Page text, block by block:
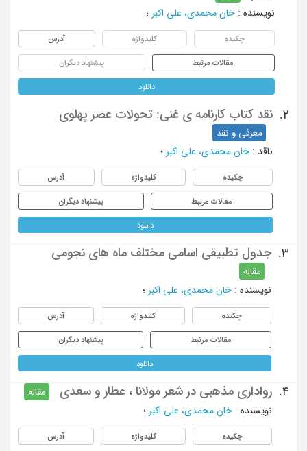
نویسنده : خان محمدی، علی اکبر ؛
چکیده کلیدواژه آدرس
مقالات مرتبط پیشنهاد دیگران
دانلود
2. نقد کتاب کارنامه ی غنی: تحولات عصر پهلوی
معرفی و نقد
ناقد : خان محمدی، علی اکبر ؛
چکیده کلیدواژه آدرس
مقالات مرتبط پیشنهاد دیگران
دانلود
3. جدول تطبیقی اسامی مختلف ماه های نجومی
مقاله
نویسنده : خان محمدی، علی اکبر ؛
چکیده کلیدواژه آدرس
مقالات مرتبط پیشنهاد دیگران
دانلود
4. رواداری مذهبی در شعر مولانا ، عطار و سعدی
مقاله
نویسنده : خان محمدی، علی اکبر ؛
چکیده کلیدواژه آدرس